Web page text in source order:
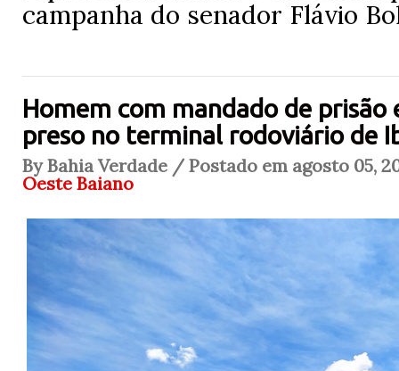
campanha do senador Flávio
Homem com mandado de prisão
preso no terminal rodoviário de
By Bahia Verdade / Postado em agosto 05,
Oeste Baiano